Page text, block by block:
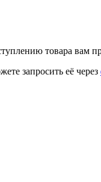
товара вам
запросить её через